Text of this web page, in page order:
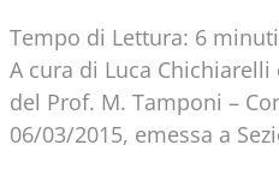
Tempo di Lettura: 6 minuti
A cura di Luca
del Prof. M. Tamponi –
06/03/2015, emessa a